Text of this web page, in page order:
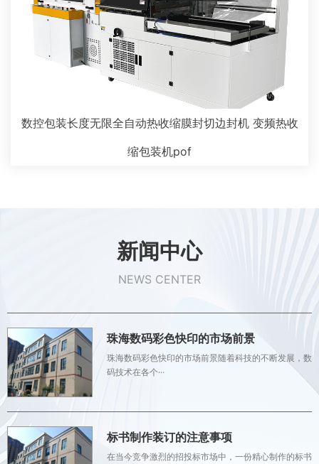
数控包装长度无限全自动热收缩膜封切边封机 变频热收
缩包装机pof
新闻中心
NEWS CENTER
珠海数码彩色快印的市场前景
珠海数码彩色快印的市场前景随着科技的不断发展，数
码技术在各个···
标书制作装订的注意事项
在当今竞争激烈的招投标市场中，一份精心制作的标书